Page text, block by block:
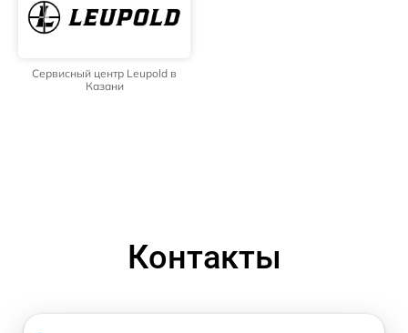
Сервисный центр Leupold в
Казани
Контакты